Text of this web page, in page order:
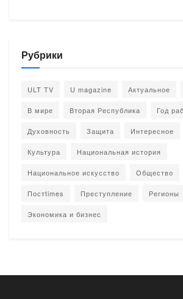
Рубрики
ULT TV U magazine Актуальное
В мире Вторая Республика Год
Духовность Защита Интересное
Культура Национальная история
Национальное искусство Общество
Постtimes Преступление Регионы
Экономика и бизнес